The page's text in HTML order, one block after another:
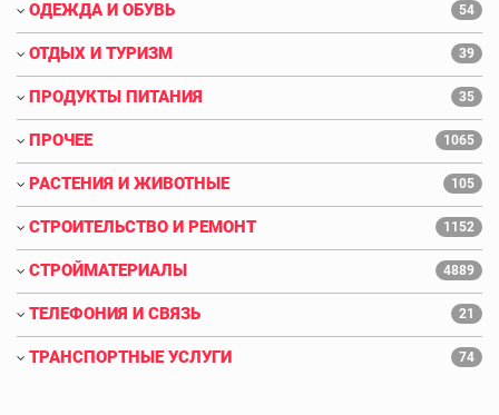
ОДЕЖДА И ОБУВЬ 54
ОТДЫХ И ТУРИЗМ 39
ПРОДУКТЫ ПИТАНИЯ 35
ПРОЧЕЕ 1065
РАСТЕНИЯ И ЖИВОТНЫЕ 105
СТРОИТЕЛЬСТВО И РЕМОНТ 1152
СТРОЙМАТЕРИАЛЫ 4889
ТЕЛЕФОНИЯ И СВЯЗЬ 21
ТРАНСПОРТНЫЕ УСЛУГИ 74